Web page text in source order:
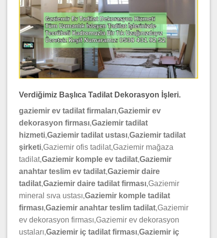
Verdiğimiz Başlıca Tadilat Dekorasyon İşleri.
gaziemir ev tadilat firmaları,Gaziemir ev
dekorasyon firması,Gaziemir tadilat
hizmeti,Gaziemir tadilat ustası,Gaziemir tadilat
şirketi,Gaziemir ofis tadilat,Gaziemir mağaza
tadilat,Gaziemir komple ev tadilat,Gaziemir
anahtar teslim ev tadilat,Gaziemir daire
tadilat,Gaziemir daire tadilat firması,Gaziemir
mineral sıva ustası,Gaziemir komple tadilat
firması,Gaziemir anahtar teslim tadilat,Gaziemir
ev dekorasyon firması,Gaziemir ev dekorasyon
ustaları,Gaziemir iç tadilat firması,Gaziemir iç